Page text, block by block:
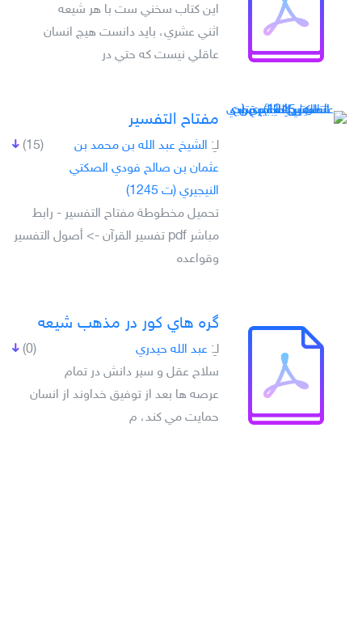
اين کتاب سخني ست با هر شيعه
اثني عشري، بايد دانست هيچ انسان
عاقلي نيست که حتي در
مفتاح التفسير
(15) لـِ: الشيخ عبد الله بن محمد بن
عثمان بن صالح فودي الصكتي
النيجيري (ت 1245)
تحميل مخطوطة مفتاح التفسير - رابط
مباشر pdf تفسير القرآن -> أصول التفسير
وقواعده
گره هاي کور در مذهب شيعه
(0) لـِ: عبد الله حيدري
سلاح عقل و سپر دانش در تمام
عرصه ها بعد از توفيق خداوند از انسان
حمايت مي کند، م